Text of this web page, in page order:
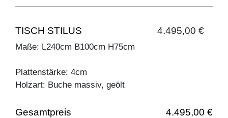
TISCH STILUS 4.495,00 €
Maße: L240cm B100cm H75cm
Plattenstärke: 4cm
Holzart: Buche massiv, geölt
Gesamtpreis 4.495,00 €